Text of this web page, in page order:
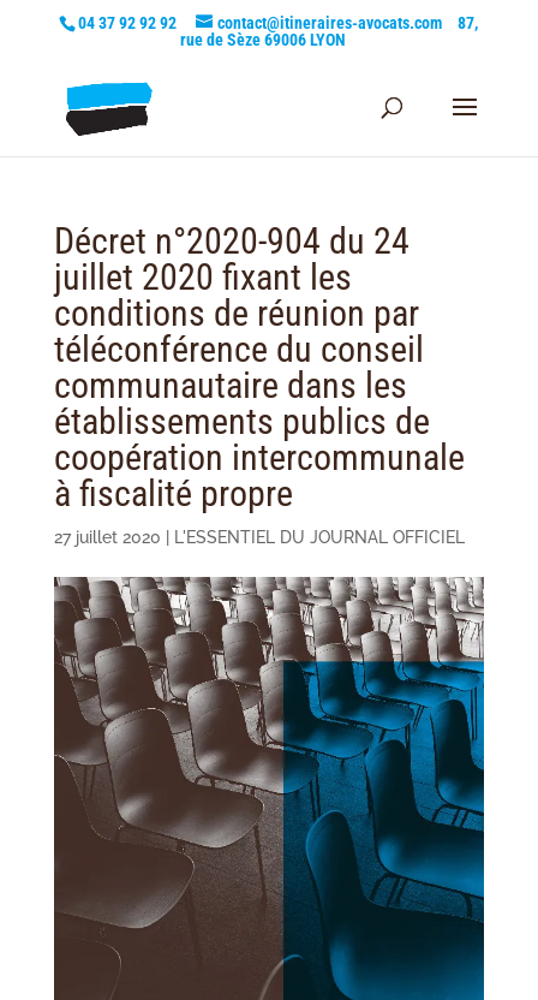
04 37 92 92 92 contact@itineraires-avocats.com
87,
rue de Sèze 69006 LYON
Décret n°2020-904 du 24
juillet 2020 fixant les
conditions de réunion par
téléconférence du conseil
communautaire dans les
établissements publics de
coopération intercommunale
à fiscalité propre
27 juillet 2020 L'ESSENTIEL DU JOURNAL OFFICIEL